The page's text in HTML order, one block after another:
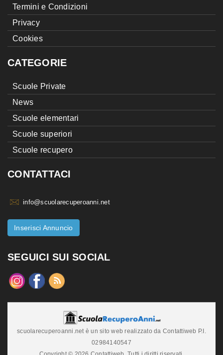
Termini e Condizioni
Privacy
Cookies
CATEGORIE
Scuole Private
News
Scuole elementari
Scuole superiori
Scuole recupero
CONTATTACI
info@scuolarecuperoanni.net
Inserisci Annuncio
SEGUICI SUI SOCIAL
scuolarecuperoanni.net è un sito web realizzato da Contattiweb P.I.
02984140547